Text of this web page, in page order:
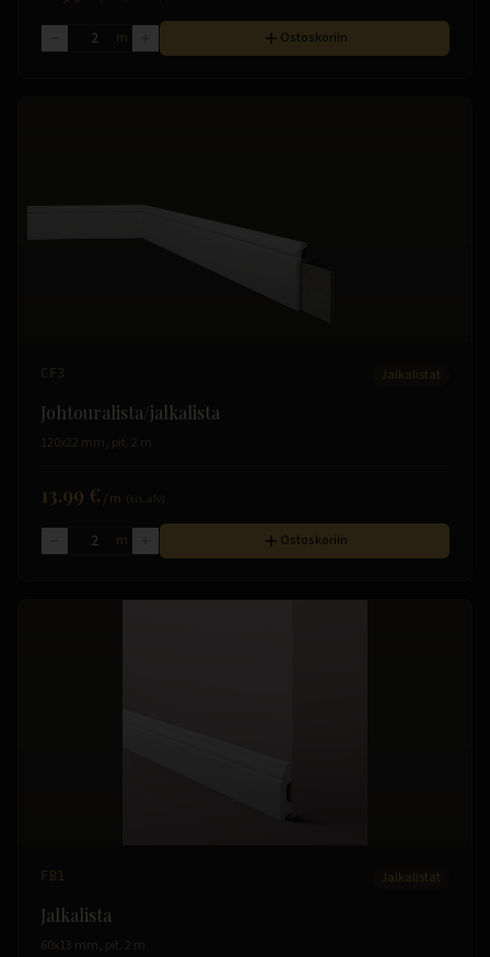
m Ostoskoriin
CF3 Jalkalistat
Johtouralista/jalkalista
120x22 mm, pit. 2 m
13.99 € /m
m Ostoskoriin
FB1 Jalkalistat
Jalkalista
60x13 mm, pit. 2 m